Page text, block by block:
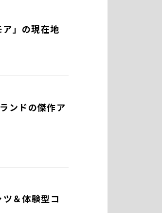
」の現在地
ンドの傑作ア
＆体験型コ